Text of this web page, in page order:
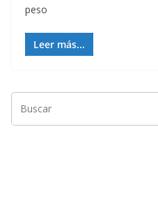
peso
Leer más...